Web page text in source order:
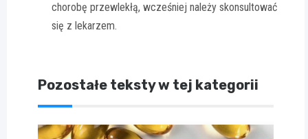
chorobę przewlekłą, wcześniej należy skonsultować
się z lekarzem.
Pozostałe teksty w tej kategorii